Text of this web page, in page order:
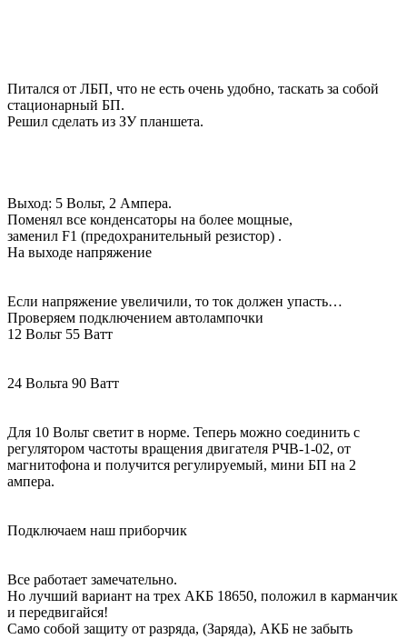
Питался от ЛБП, что не есть очень удобно, таскать за собой
стационарный БП.
Решил сделать из ЗУ планшета.
Выход: 5 Вольт, 2 Ампера.
Поменял все конденсаторы на более мощные,
заменил F1 (предохранительный резистор) .
На выходе напряжение
Если напряжение увеличили, то ток должен упасть…
Проверяем подключением автолампочки
12 Вольт 55 Ватт
24 Вольта 90 Ватт
Для 10 Вольт светит в норме. Теперь можно соединить с
регулятором частоты вращения двигателя РЧВ-1-02, от
магнитофона и получится регулируемый, мини БП на 2
ампера.
Подключаем наш приборчик
Все работает замечательно.
Но лучший вариант на трех АКБ 18650, положил в карманчик
и передвигайся!
Само собой защиту от разряда, (Заряда), АКБ не забыть